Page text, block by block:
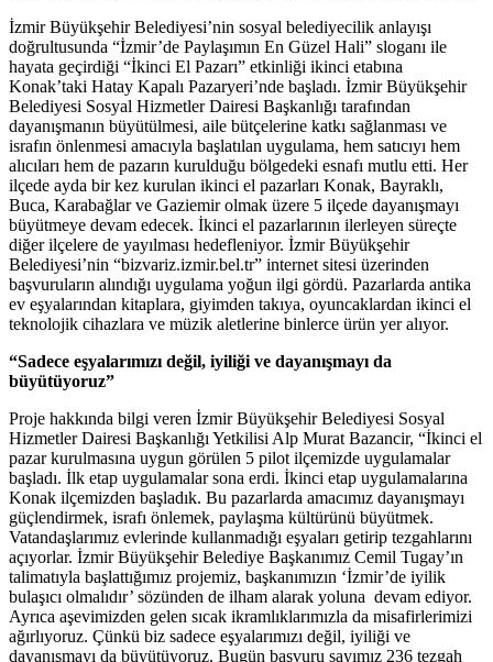
İzmir Büyükşehir Belediyesi’nin sosyal belediyecilik anlayışı
doğrultusunda “İzmir’de Paylaşımın En Güzel Hali” sloganı ile
hayata geçirdiği “İkinci El Pazarı” etkinliği ikinci etabına
Konak’taki Hatay Kapalı Pazaryeri’nde başladı. İzmir Büyükşehir
Belediyesi Sosyal Hizmetler Dairesi Başkanlığı tarafından
dayanışmanın büyütülmesi, aile bütçelerine katkı sağlanması ve
israfın önlenmesi amacıyla başlatılan uygulama, hem satıcıyı hem
alıcıları hem de pazarın kurulduğu bölgedeki esnafı mutlu etti. Her
ilçede ayda bir kez kurulan ikinci el pazarları Konak, Bayraklı,
Buca, Karabağlar ve Gaziemir olmak üzere 5 ilçede dayanışmayı
büyütmeye devam edecek. İkinci el pazarlarının ilerleyen süreçte
diğer ilçelere de yayılması hedefleniyor. İzmir Büyükşehir
Belediyesi’nin “bizvariz.izmir.bel.tr” internet sitesi üzerinden
başvuruların alındığı uygulama yoğun ilgi gördü. Pazarlarda antika
ev eşyalarından kitaplara, giyimden takıya, oyuncaklardan ikinci el
teknolojik cihazlara ve müzik aletlerine binlerce ürün yer alıyor.
“Sadece eşyalarımızı değil, iyiliği ve dayanışmayı da
büyütüyoruz”
Proje hakkında bilgi veren İzmir Büyükşehir Belediyesi Sosyal
Hizmetler Dairesi Başkanlığı Yetkilisi Alp Murat Bazancir, “İkinci el
pazar kurulmasına uygun görülen 5 pilot ilçemizde uygulamalar
başladı. İlk etap uygulamalar sona erdi. İkinci etap uygulamalarına
Konak ilçemizden başladık. Bu pazarlarda amacımız dayanışmayı
güçlendirmek, israfı önlemek, paylaşma kültürünü büyütmek.
Vatandaşlarımız evlerinde kullanmadığı eşyaları getirip tezgahlarını
açıyorlar. İzmir Büyükşehir Belediye Başkanımız Cemil Tugay’ın
talimatıyla başlattığımız projemiz, başkanımızın ‘İzmir’de iyilik
bulaşıcı olmalıdır’ sözünden de ilham alarak yoluna devam ediyor.
Ayrıca aşevimizden gelen sıcak ikramlıklarımızla da misafirlerimizi
ağırlıyoruz. Çünkü biz sadece eşyalarımızı değil, iyiliği ve
dayanışmayı da büyütüyoruz. Bugün başvuru sayımız 236 tezgah